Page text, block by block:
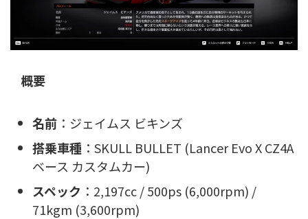
概要
名前 ：ジェイムス ビキンズ
搭乗車種 ：SKULL BULLET (Lancer Evo X CZ4A
ベース カスタムカー)
スペック ：2,197cc / 500ps (6,000rpm) /
71kgm (3,600rpm)